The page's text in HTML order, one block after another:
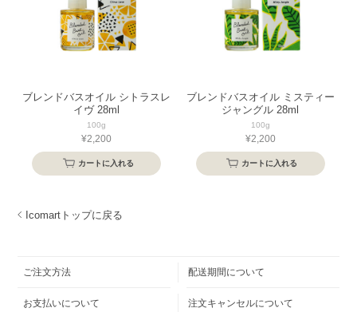
ブレンドバスオイル シトラスレ
イヴ 28ml
100g
¥2,200
カートに入れる
ブレンドバスオイル ミスティー
ジャングル 28ml
100g
¥2,200
カートに入れる
Icomartトップに戻る
ご注文方法 配送期間について
お支払いについて 注文キャンセルについて